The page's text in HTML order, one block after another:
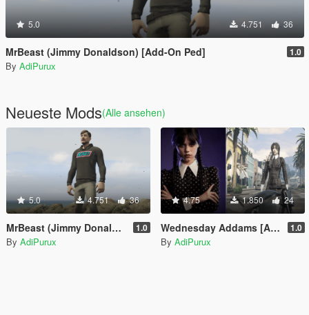
5.0 4.751 36
MrBeast (Jimmy Donaldson) [Add-On Ped] 1.0
By AdiPurux
Neueste Mods(Alle ansehen)
5.0 4.751 36
MrBeast (Jimmy Donaldson) [Add-On Ped] 1.0
By AdiPurux
4.75 1.850 24
Wednesday Addams [Add-On Ped] 1.0
By AdiPurux